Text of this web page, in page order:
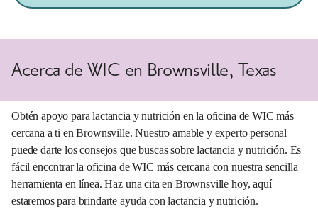
Acerca de WIC en Brownsville, Texas
Obtén apoyo para lactancia y nutrición en la oficina de WIC más
cercana a ti en Brownsville. Nuestro amable y experto personal
puede darte los consejos que buscas sobre lactancia y nutrición. Es
fácil encontrar la oficina de WIC más cercana con nuestra sencilla
herramienta en línea. Haz una cita en Brownsville hoy, aquí
estaremos para brindarte ayuda con lactancia y nutrición.